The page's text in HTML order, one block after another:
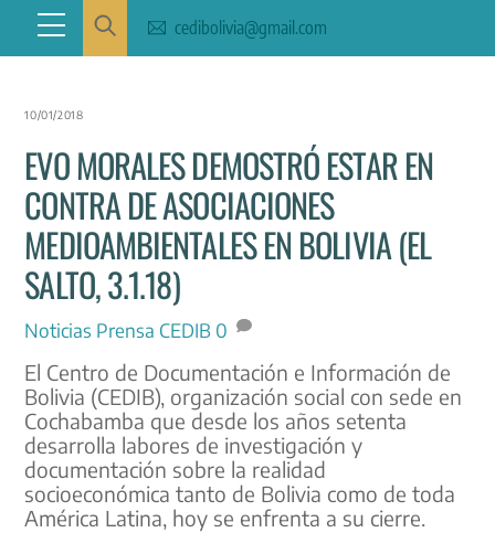
content
Menu cedibolivia@gmail.com
10/01/2018
EVO MORALES DEMOSTRÓ ESTAR EN
CONTRA DE ASOCIACIONES
MEDIOAMBIENTALES EN BOLIVIA (EL
SALTO, 3.1.18)
Noticias Prensa CEDIB 0
El Centro de Documentación e Información de
Bolivia (CEDIB), organización social con sede en
Cochabamba que desde los años setenta
desarrolla labores de investigación y
documentación sobre la realidad
socioeconómica tanto de Bolivia como de toda
América Latina, hoy se enfrenta a su cierre.